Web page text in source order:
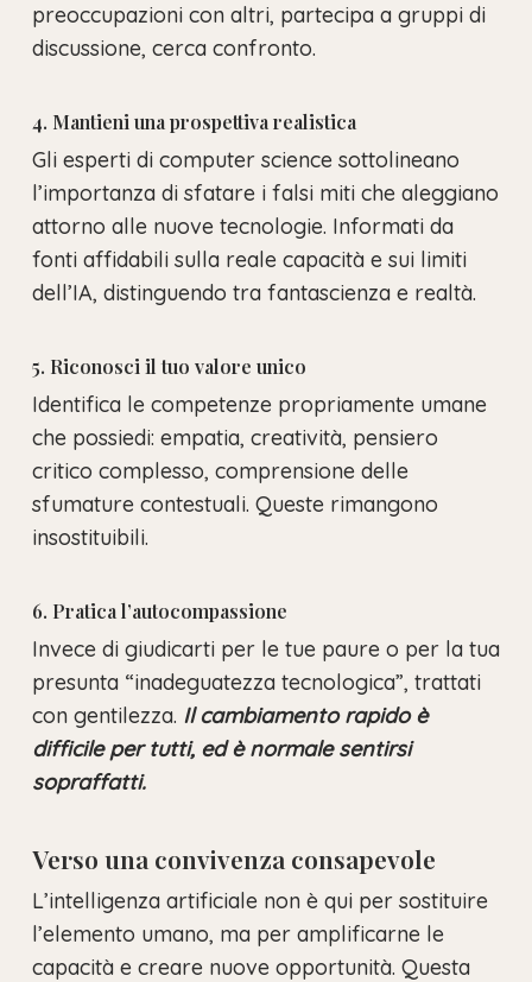
preoccupazioni con altri, partecipa a gruppi di
discussione, cerca confronto.
4. Mantieni una prospettiva realistica
Gli esperti di computer science sottolineano
l’importanza di sfatare i falsi miti che aleggiano
attorno alle nuove tecnologie. Informati da
fonti affidabili sulla reale capacità e sui limiti
dell’IA, distinguendo tra fantascienza e realtà.
5. Riconosci il tuo valore unico
Identifica le competenze propriamente umane
che possiedi: empatia, creatività, pensiero
critico complesso, comprensione delle
sfumature contestuali. Queste rimangono
insostituibili.
6. Pratica l’autocompassione
Invece di giudicarti per le tue paure o per la tua
presunta “inadeguatezza tecnologica”, trattati
con gentilezza. Il cambiamento rapido è
difficile per tutti, ed è normale sentirsi
sopraffatti.
Verso una convivenza consapevole
L’intelligenza artificiale non è qui per sostituire
l’elemento umano, ma per amplificarne le
capacità e creare nuove opportunità. Questa